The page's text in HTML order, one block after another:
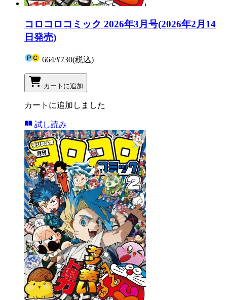
コロコロコミック 2026年3月号(2026年2月14
日発売)
664/¥730(税込)
カートに追加
カートに追加しました
試し読み